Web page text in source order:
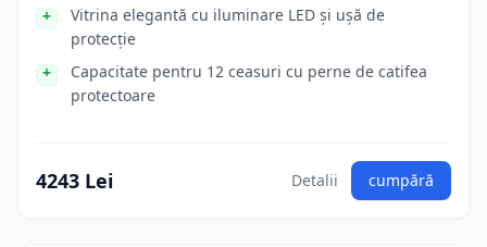
Vitrina elegantă cu iluminare LED și ușă de
protecție
Capacitate pentru 12 ceasuri cu perne de catifea
protectoare
4243 Lei Detalii cumpără